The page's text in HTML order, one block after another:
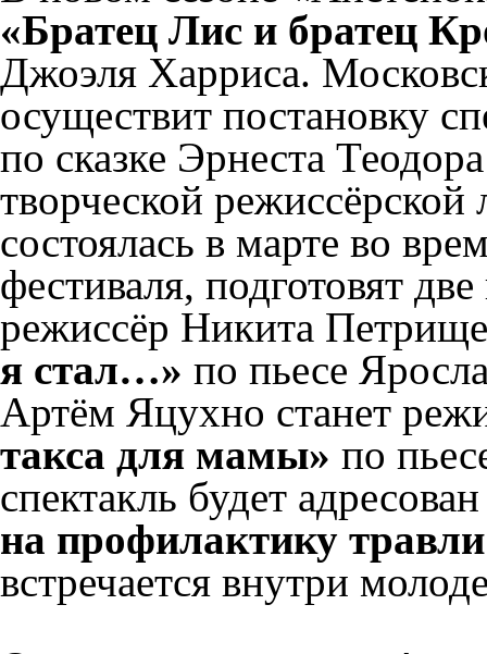
«Братец Лис и братец
Джоэля Харриса.
осуществит постановку
по сказке Эрнеста
творческой режиссёрской
состоялась в марте во
фестиваля, подготовят
режиссёр Никита
я стал…» по пьесе
Артём Яцухно станет
такса для мамы» по
спектакль будет
на профилактику травли
встречается внутри